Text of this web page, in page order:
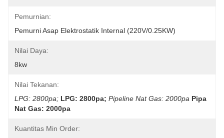
Pemurnian:
Pemurni Asap Elektrostatik Internal (220V/0.25KW)
Nilai Daya:
8kw
Nilai Tekanan:
LPG: 2800pa; LPG: 2800pa; Pipeline Nat Gas: 2000pa Pipa
Nat Gas: 2000pa
Kuantitas Min Order: